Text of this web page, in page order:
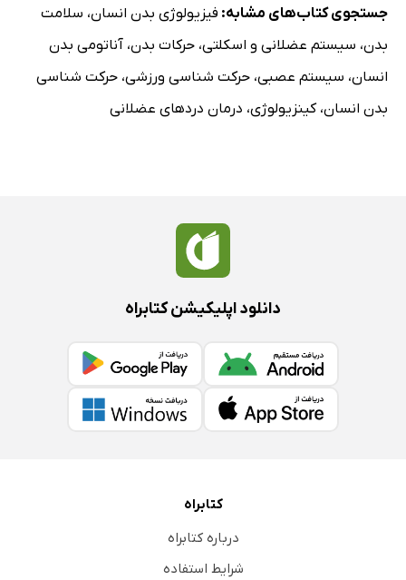
جستجوی کتاب‌های مشابه: فیزیولوژی بدن انسان، سلامت
بدن، سیستم عضلانی و اسکلتی، حرکات بدن، آناتومی بدن
انسان، سیستم عصبی، حرکت شناسی ورزشی، حرکت شناسی
بدن انسان،کینزیولوژی، درمان دردهای عضلانی
دانلود اپلیکیشن کتابراه
کتابراه
درباره کتابراه
شرایط استفاده